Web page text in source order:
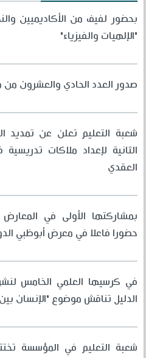
بحضور لفيف من الأكاديميين
"الإلهيات والفيزياء"
صدور العدد الحادي والعشرون من
شعبة التعليم تعلن عن تمديد
الثانية لإعداد ملاكات تدريسية
العقدي
بمشاركتها الأولى في المعارض
حضورا فاعلا في معرض أبوظبي
في كرسيها العلمي الخامس
الدليل تناقش موضوع "الإنسان بين